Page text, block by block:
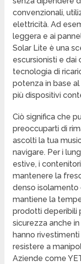
convenzionali,
elettricità. Ad
leggera e ai
Solar Lite è una
escursionisti e dai
tecnologia di
potenza in base
più dispositivi
Ciò significa che
preoccuparti di
ascolti la tua
navigare. Per i
estive, i
mantenere la
denso isolamento
mantiene la
prodotti deperibili
sicurezza anche
hanno
resistere a
Aziende come